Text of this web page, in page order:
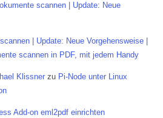
scannen | Update: Neue
| Update: Neue Vorgehensweise |
scannen in PDF, mit jedem Handy
Klissner zu Pi-Node unter Linux
Add-on eml2pdf einrichten